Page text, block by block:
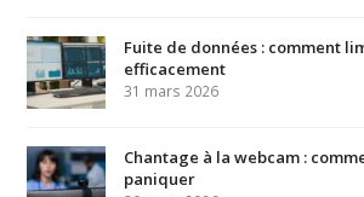
Fuite de données : comment
efficacement
31 mars 2026
Chantage à la webcam :
paniquer